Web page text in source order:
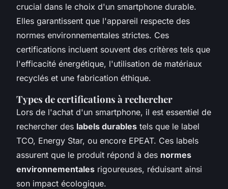
crucial dans le choix d'un smartphone durable.
Elles garantissent que l'appareil respecte des
normes environnementales strictes. Ces
certifications incluent souvent des critères tels que
l'efficacité énergétique, l'utilisation de matériaux
recyclés et une fabrication éthique.
Types de certifications à rechercher
Lors de l'achat d'un smartphone, il est essentiel de
rechercher des labels durables tels que le label
TCO, Energy Star, ou encore EPEAT. Ces labels
assurent que le produit répond à des normes
environnementales rigoureuses, réduisant ainsi
son impact écologique.